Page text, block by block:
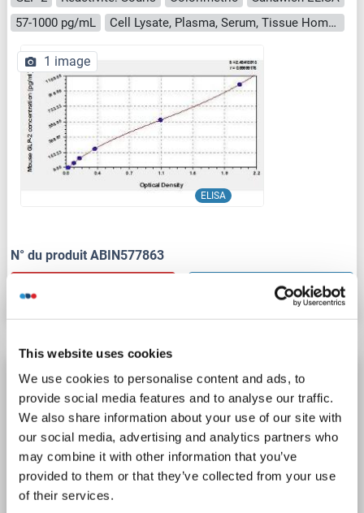
This website uses cookies
We use cookies to personalise content and ads, to
provide social media features and to analyse our traffic.
We also share information about your use of our site with
our social media, advertising and analytics partners who
may combine it with other information that you’ve
provided to them or that they’ve collected from your use
of their services.
57-1000 pg/mL
Cell Lysate, Plasma, Serum, Tissue Homogenate
ELISA
1 image
N° du produit ABIN577863
Détails
GLP-2 Kit ELISA
GLP-2 Reactivité: Humain, Porc, Rat, Singe
Colorimetric
Sandwich ELISA
0.281-72 ng/mL
Cell Culture Cells, Plasma, Serum
1 image